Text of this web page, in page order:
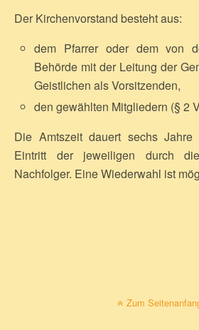
Der Kirchenvorstand besteht aus:
dem Pfarrer oder dem von
Behörde mit der Leitung der
Geistlichen als Vorsitzenden,
den gewählten Mitgliedern (§ 2
Die Amtszeit dauert sechs
Eintritt der jeweiligen durch
Nachfolger. Eine Wiederwahl ist
Zum